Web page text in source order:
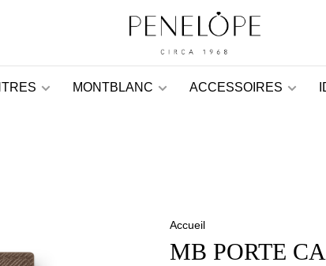
MONTBLANC ACCESSOIRES
Accueil
MB PORTE